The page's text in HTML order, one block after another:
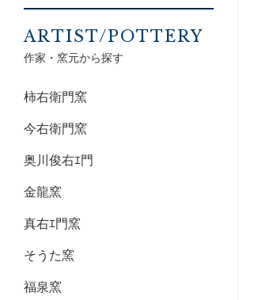
ARTIST/POTTERY
作家・窯元から探す
柿右衛門窯
今右衛門窯
奥川俊右ｴ門
金龍窯
真右ｴ門窯
そうた窯
福泉窯